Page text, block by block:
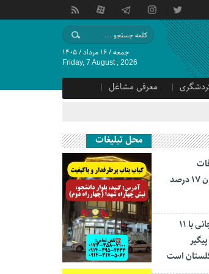
جمعه / ۱۶ مرداد / ۱۴۰۵
Friday, 7 August , 2026
معرفی مشاغل
درون‌شهری گلستان ۱۷ درصد
استاندار: بابک زنجانی با ۱۱
است
محل تبلیغات